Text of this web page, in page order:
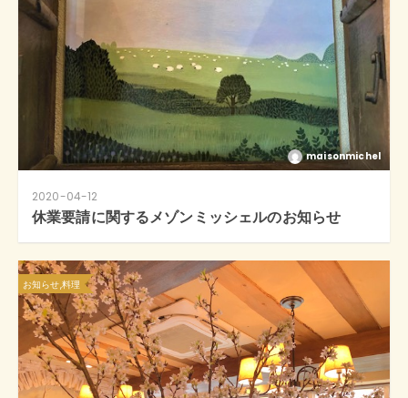
maisonmichel
2020-04-12
休業要請に関するメゾンミッシェルのお知らせ
お知らせ,料理